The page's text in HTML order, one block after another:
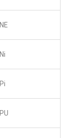
NE
Ni
Pi
PU